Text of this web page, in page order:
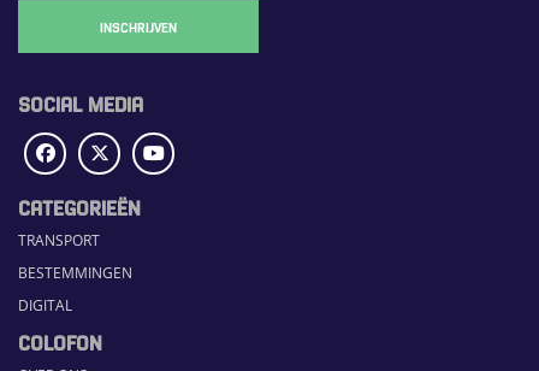
INSCHRIJVEN
SOCIAL MEDIA
CATEGORIEËN
TRANSPORT
BESTEMMINGEN
DIGITAL
COLOFON